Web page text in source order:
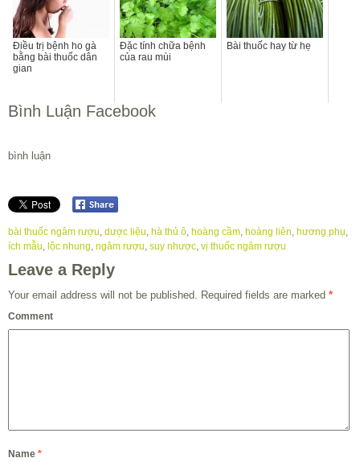
Điều trị bệnh ho gà
bằng bài thuốc dân
gian
Đặc tính chữa bệnh
của rau mùi
Bài thuốc hay từ hẹ
Bình Luận Facebook
bình luận
bài thuốc ngâm rượu, dược liệu, hà thủ ô, hoàng cầm, hoàng liên, hương phụ,
ích mẫu, lộc nhung, ngâm rượu, suy nhược, vị thuốc ngâm rượu
Leave a Reply
Your email address will not be published. Required fields are marked *
Comment
Name *